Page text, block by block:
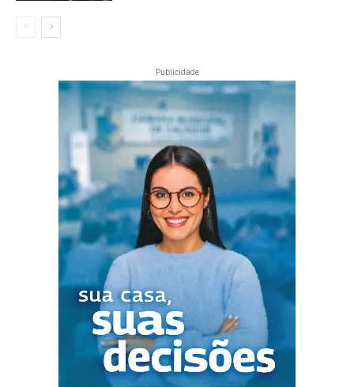
Publicidade